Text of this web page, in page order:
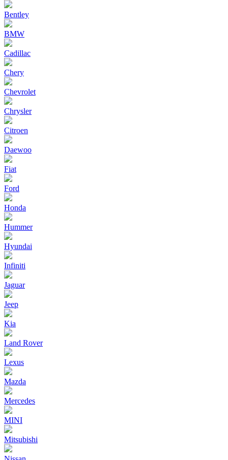
Bentley
BMW
Cadillac
Chery
Chevrolet
Chrysler
Citroen
Daewoo
Fiat
Ford
Honda
Hummer
Hyundai
Infiniti
Jaguar
Jeep
Kia
Land Rover
Lexus
Mazda
Mercedes
MINI
Mitsubishi